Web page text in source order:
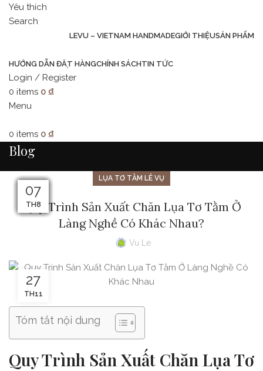
Yêu thích
Search
LEVU – VIETNAM HANDMADEGIỚI THIỆUSẢN PHẨM
HƯỚNG DẪN ĐẶT HÀNGCHÍNH SÁCHTIN TỨC
Login / Register
0 items 0 ₫
Menu
0 items 0 ₫
Blog
LỤA TƠ TẰM LÊ VỤ
Quy Trình Sản Xuất Chăn Lụa Tơ Tằm Ở
Làng Nghề Có Khác Nhau?
Vu Le
27
TH11
Tóm tắt nội dung
Quy Trình Sản Xuất Chăn Lụa Tơ
24
TH10
23
TH10
14
TH10
15
TH8
14
TH8
13
TH8
12
TH8
11
TH8
10
TH8
09
TH8
08
TH8
07
TH8